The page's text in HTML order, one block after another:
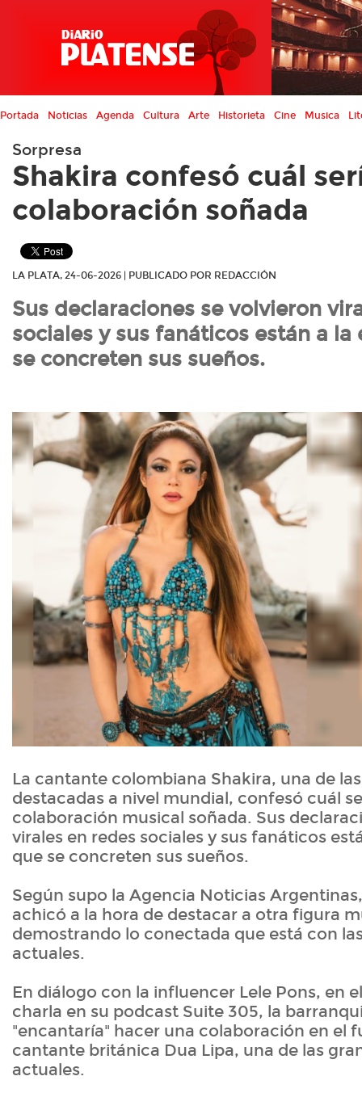
Portada Noticias Agenda Cultura Arte Historieta Cine Musica
Sorpresa
Shakira confesó cuál
colaboración soñada
LA PLATA, 24-06-2026 | PUBLICADO POR REDACCIÓN
Sus declaraciones se volvieron
sociales y sus fanáticos están a la
se concreten sus sueños.
La cantante colombiana Shakira, una de
destacadas a nivel mundial, confesó cuál
colaboración musical soñada. Sus
virales en redes sociales y sus fanáticos
que se concreten sus sueños.
Según supo la Agencia Noticias
achicó a la hora de destacar a otra figura
demostrando lo conectada que está con
actuales.
En diálogo con la influencer Lele Pons, en
charla en su podcast Suite 305, la
"encantaría" hacer una colaboración en el
cantante británica Dua Lipa, una de las
actuales.